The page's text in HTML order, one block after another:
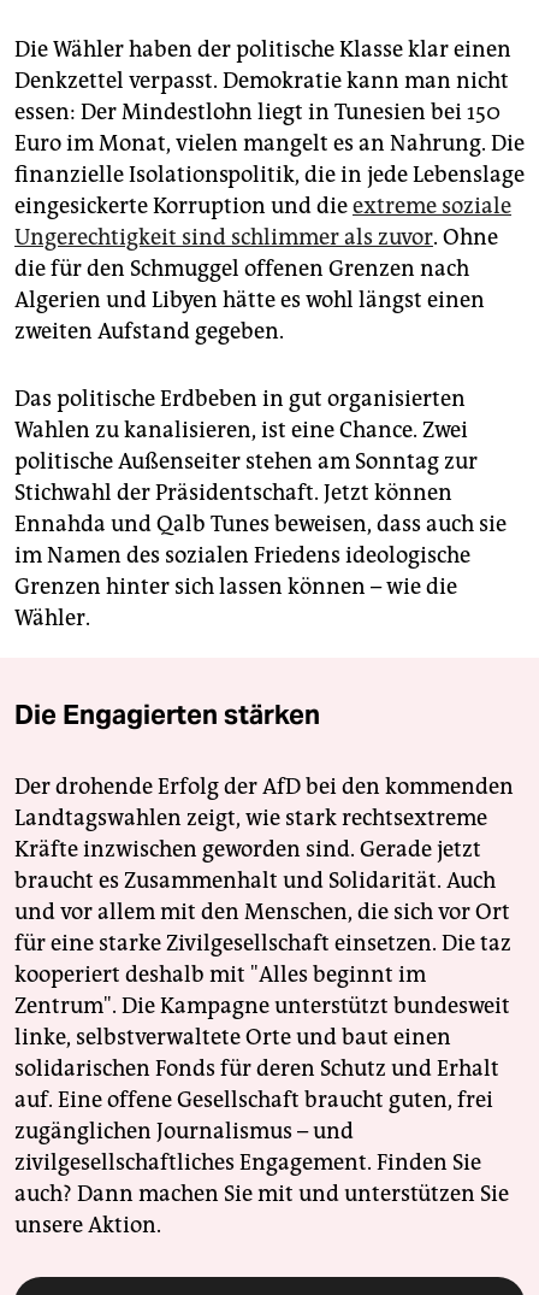
Die Wähler haben der politische Klasse klar einen
Denkzettel verpasst. Demokratie kann man nicht
essen: Der Mindestlohn liegt in Tunesien bei 150
Euro im Monat, vielen mangelt es an Nahrung. Die
finanzielle Isolationspolitik, die in jede Lebenslage
eingesickerte Korruption und dieextreme soziale
Ungerechtigkeit sind schlimmer als zuvor. Ohne
die für den Schmuggel offenen Grenzen nach
Algerien und Libyen hätte es wohl längst einen
zweiten Aufstand gegeben.
Das politische Erdbeben in gut organisierten
Wahlen zu kanalisieren, ist eine Chance. Zwei
politische Außenseiter stehen am Sonntag zur
Stichwahl der Präsidentschaft. Jetzt können
Ennahda und Qalb Tunes beweisen, dass auch sie
im Namen des sozialen Friedens ideologische
Grenzen hinter sich lassen können – wie die
Wähler.
Die Engagierten stärken
Der drohende Erfolg der AfD bei den kommenden
Landtagswahlen zeigt, wie stark rechtsextreme
Kräfte inzwischen geworden sind. Gerade jetzt
braucht es Zusammenhalt und Solidarität. Auch
und vor allem mit den Menschen, die sich vor Ort
für eine starke Zivilgesellschaft einsetzen. Die taz
kooperiert deshalb mit "Alles beginnt im
Zentrum". Die Kampagne unterstützt bundesweit
linke, selbstverwaltete Orte und baut einen
solidarischen Fonds für deren Schutz und Erhalt
auf. Eine offene Gesellschaft braucht guten, frei
zugänglichen Journalismus – und
zivilgesellschaftliches Engagement. Finden Sie
auch? Dann machen Sie mit und unterstützen Sie
unsere Aktion.